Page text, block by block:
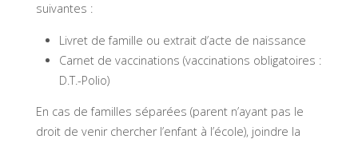
suivantes :
Livret de famille ou extrait d’acte de naissance
Carnet de vaccinations (vaccinations obligatoires :
D.T.-Polio)
En cas de familles séparées (parent n’ayant pas le
droit de venir chercher l’enfant à l’école), joindre la